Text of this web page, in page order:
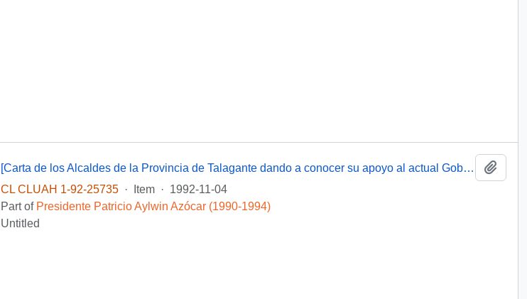
[Carta de los Alcaldes de la Provincia de Talagante dando a conocer su apoyo al actual Gobernador Provincial a quien le fue solicitada su renuncia]
CL CLUAH 1-92-25735
· Item · 1992-11-04
Part of Presidente Patricio Aylwin Azócar (1990-1994)
Untitled